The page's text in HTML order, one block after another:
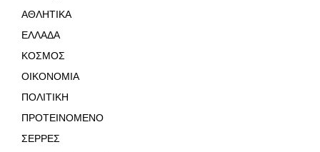
ΑΘΛΗΤΙΚΑ
ΕΛΛΑΔΑ
ΚΟΣΜΟΣ
ΟΙΚΟΝΟΜΙΑ
ΠΟΛΙΤΙΚΗ
ΠΡΟΤΕΙΝΟΜΕΝΟ
ΣΕΡΡΕΣ